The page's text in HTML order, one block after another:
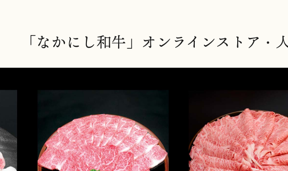
「なかにし和牛」 オンラインストア・